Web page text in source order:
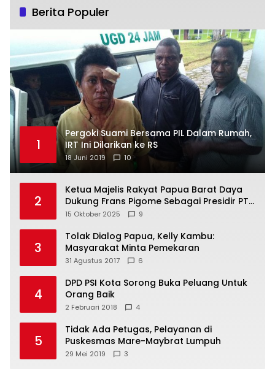
Berita Populer
1
Pergoki Suami Bersama PIL Dalam Rumah,
IRT Ini Dilarikan ke RS
18 Juni 2019 10
2
Ketua Majelis Rakyat Papua Barat Daya
Dukung Frans Pigome Sebagai Presidir PT
Freeport Indonesia
15 Oktober 2025 9
3
Tolak Dialog Papua, Kelly Kambu:
Masyarakat Minta Pemekaran
31 Agustus 2017 6
4
DPD PSI Kota Sorong Buka Peluang Untuk
Orang Baik
2 Februari 2018 4
5
Tidak Ada Petugas, Pelayanan di
Puskesmas Mare-Maybrat Lumpuh
29 Mei 2019 3